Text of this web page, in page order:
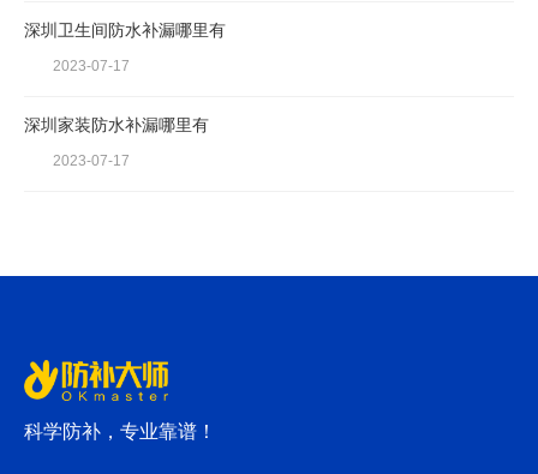
深圳卫生间防水补漏哪里有
2023-07-17
深圳家装防水补漏哪里有
2023-07-17
科学防补，专业靠谱！